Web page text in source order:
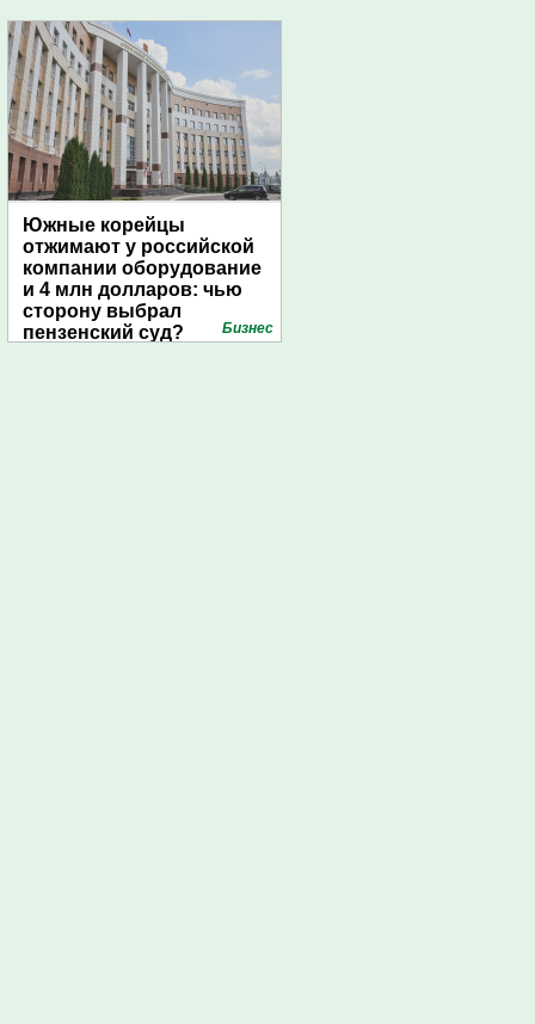
Южные корейцы
отжимают у российской
компании оборудование
и 4 млн долларов: чью
сторону выбрал
пензенский суд?
Бизнес